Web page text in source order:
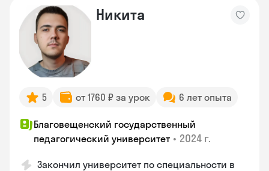
Никита
5 от 1760 ₽ за урок 6 лет опыта
Благовещенский государственный
педагогический университет • 2024 г.
Закончил университет по специальности в